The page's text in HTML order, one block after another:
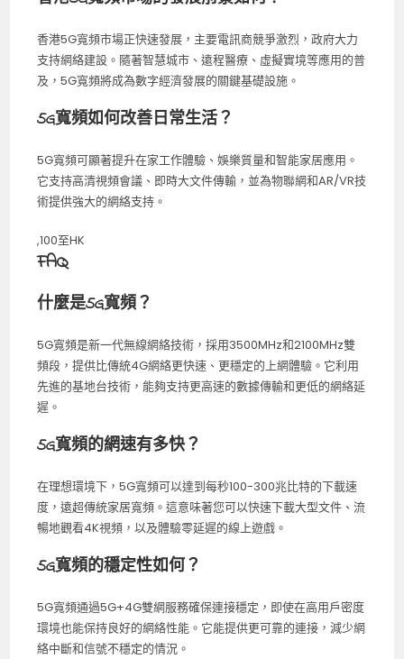
香港5G寬頻市場正快速發展，主要電訊商競爭激烈，政府大力
支持網絡建設。隨著智慧城市、遠程醫療、虛擬實境等應用的普
及，5G寬頻將成為數字經濟發展的關鍵基礎設施。
5G寬頻如何改善日常生活？
5G寬頻可顯著提升在家工作體驗、娛樂質量和智能家居應用。
它支持高清視頻會議、即時大文件傳輸，並為物聯網和AR/VR技
術提供強大的網絡支持。
,100至HK
FAQ
什麼是5G寬頻？
5G寬頻是新一代無線網絡技術，採用3500MHz和2100MHz雙
頻段，提供比傳統4G網絡更快速、更穩定的上網體驗。它利用
先進的基地台技術，能夠支持更高速的數據傳輸和更低的網絡延
遲。
5G寬頻的網速有多快？
在理想環境下，5G寬頻可以達到每秒100-300兆比特的下載速
度，遠超傳統家居寬頻。這意味著您可以快速下載大型文件、流
暢地觀看4K視頻，以及體驗零延遲的線上遊戲。
5G寬頻的穩定性如何？
5G寬頻通過5G+4G雙網服務確保連接穩定，即使在高用戶密度
環境也能保持良好的網絡性能。它能提供更可靠的連接，減少網
絡中斷和信號不穩定的情況。